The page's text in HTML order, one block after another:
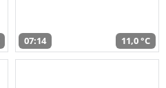
07:14 11,0 °C